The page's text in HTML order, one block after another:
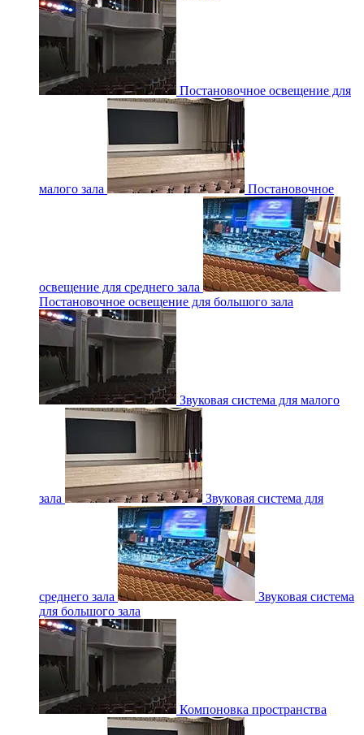
Постановочное освещение для
малого зала Постановочное
освещение для среднего зала
Постановочное освещение для большого зала
Звуковая система для малого
зала Звуковая система для
среднего зала
Звуковая система
для большого зала
Компоновка пространства